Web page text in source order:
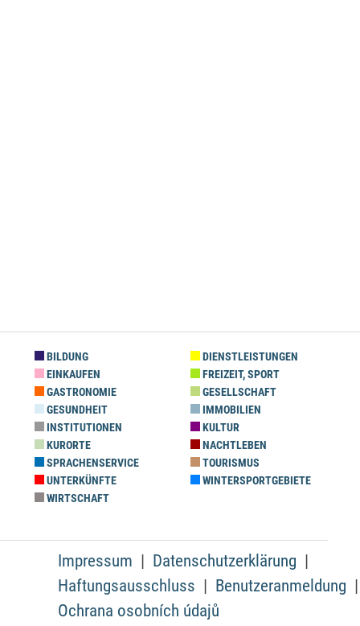
BILDUNG
DIENSTLEISTUNGEN
EINKAUFEN
FREIZEIT, SPORT
GASTRONOMIE
GESELLSCHAFT
GESUNDHEIT
IMMOBILIEN
INSTITUTIONEN
KULTUR
KURORTE
NACHTLEBEN
SPRACHENSERVICE
TOURISMUS
UNTERKÜNFTE
WINTERSPORTGEBIETE
WIRTSCHAFT
Impressum
Datenschutzerklärung
Haftungsausschluss
Benutzeranmeldung
Ochrana osobních údajů